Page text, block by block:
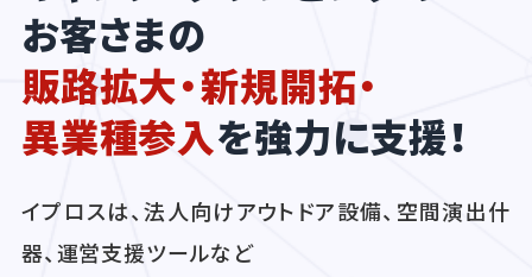
お客さまの
販路拡大・新規開拓・
異業種参入を強力に支援！
イプロスは、法人向けアウトドア設備、空間演出什
器、運営支援ツールなど